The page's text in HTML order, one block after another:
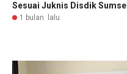
Sesuai Juknis Disdik Sumsel
1 bulan lalu